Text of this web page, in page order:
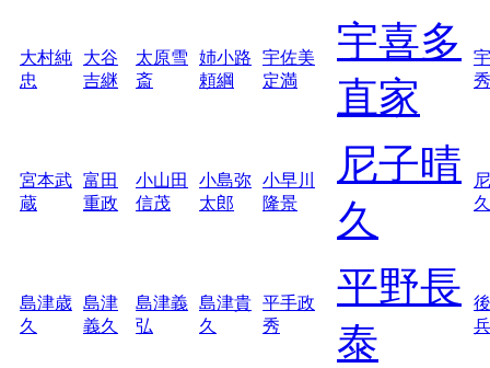
大村純
忠
大谷
吉継
太原雪
斎
姉小路
頼綱
宇佐美
定満
宇喜多
直家
宮本武
蔵
富田
重政
小山田
信茂
小島弥
太郎
小早川
隆景
尼子晴
久
久
島津歳
久
島津
義久
島津義
弘
島津貴
久
平手政
秀
平野長
泰